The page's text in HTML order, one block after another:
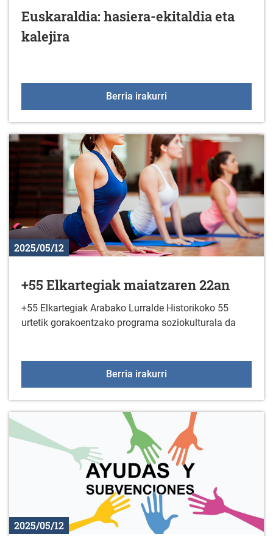
Euskaraldia: hasiera-ekitaldia eta
kalejira
Berria irakurri
2025/05/12
+55 Elkartegiak maiatzaren 22an
+55 Elkartegiak Arabako Lurralde Historikoko 55
urtetik gorakoentzako programa soziokulturala da
Berria irakurri
2025/05/12